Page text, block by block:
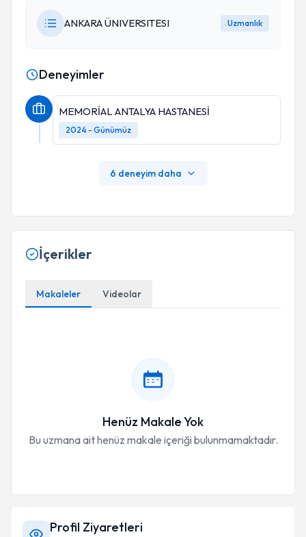
ANKARA ÜNIVERSITESI Uzmanlık
Deneyimler
MEMORİAL ANTALYA HASTANESİ
2024 - Günümüz
6 deneyim daha
İçerikler
Makaleler Videolar
Henüz Makale Yok
Bu uzmana ait henüz makale içeriği bulunmamaktadır.
Profil Ziyaretleri